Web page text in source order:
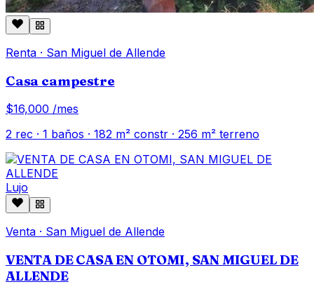
Renta · San Miguel de Allende
Casa campestre
$16,000 /mes
2 rec · 1 baños · 182 m² constr · 256 m² terreno
Lujo
Venta · San Miguel de Allende
VENTA DE CASA EN OTOMI, SAN MIGUEL DE
ALLENDE